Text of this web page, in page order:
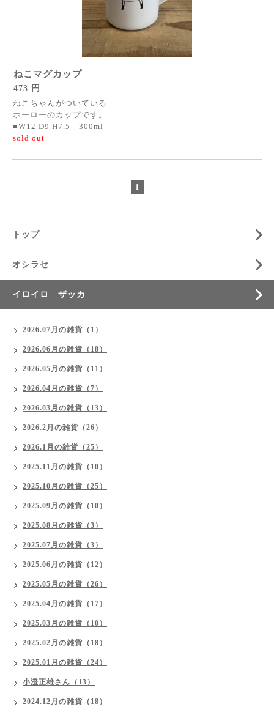
ねこマグカップ
473 円
ねこちゃんがついている
ホーローのカップです。
■W12 D9 H7.5 300ml
sold out
1
トップ
オシラセ
イロイロ ザッカ
2026.07月の雑貨（1）
2026.06月の雑貨（18）
2026.05月の雑貨（11）
2026.04月の雑貨（7）
2026.03月の雑貨（13）
2026.2月の雑貨（26）
2026.1月の雑貨（25）
2025.11月の雑貨（10）
2025.10月の雑貨（25）
2025.09月の雑貨（10）
2025.08月の雑貨（3）
2025.07月の雑貨（3）
2025.06月の雑貨（12）
2025.05月の雑貨（26）
2025.04月の雑貨（17）
2025.03月の雑貨（10）
2025.02月の雑貨（18）
2025.01月の雑貨（24）
小澄正雄さん（13）
2024.12月の雑貨（18）